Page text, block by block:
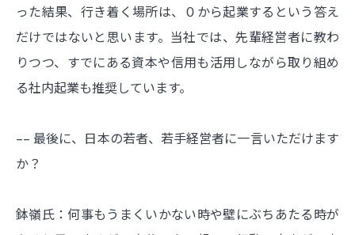
った結果、行き着く場所は、０から起業するという答え
だけではないと思います。当社では、先輩経営者に教わ
りつつ、すでにある資本や信用も活用しながら取り組め
る社内起業も推奨しています。
–– 最後に、日本の若者、若手経営者に一言いただけます
か？
鉢嶺氏：何事もうまくいかない時や壁にぶちあたる時が